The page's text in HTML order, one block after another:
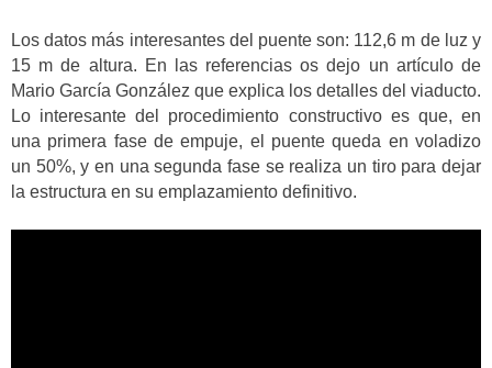
Los datos más interesantes del puente son: 112,6 m de luz y
15 m de altura. En las referencias os dejo un artículo de
Mario García González que explica los detalles del viaducto.
Lo interesante del procedimiento constructivo es que, en
una primera fase de empuje, el puente queda en voladizo
un 50%, y en una segunda fase se realiza un tiro para dejar
la estructura en su emplazamiento definitivo.